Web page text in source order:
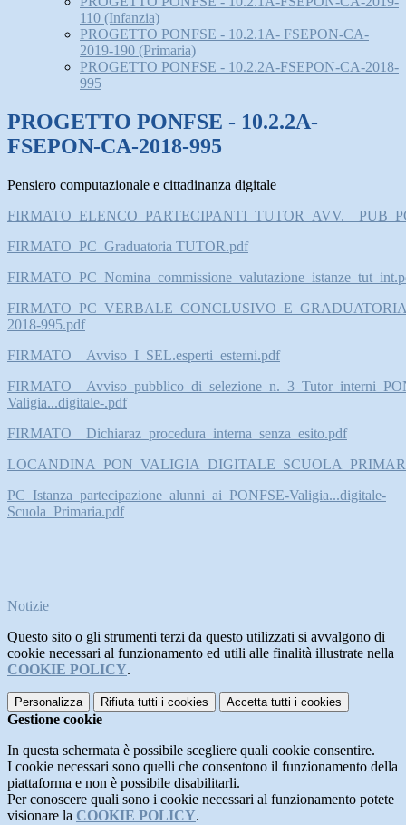
110 (Infanzia)
PROGETTO PONFSE - 10.2.1A- FSEPON-CA-
2019-190 (Primaria)
PROGETTO PONFSE - 10.2.2A-FSEPON-CA-2018-
995
PROGETTO PONFSE - 10.2.2A-
FSEPON-CA-2018-995
Pensiero computazionale e cittadinanza digitale
FIRMATO_PC_Graduatoria TUTOR.pdf
2018-995.pdf
FIRMATO__Avviso_I_SEL.esperti_esterni.pdf
Valigia...digitale-.pdf
FIRMATO__Dichiaraz_procedura_interna_senza_esito.pdf
PC_Istanza_partecipazione_alunni_ai_PONFSE-Valigia...digitale-
Scuola_Primaria.pdf
Notizie
Questo sito o gli strumenti terzi da questo utilizzati si avvalgono di
cookie necessari al funzionamento ed utili alle finalità illustrate nella
COOKIE POLICY.
Personalizza Rifiuta tutti i cookies Accetta tutti i cookies
Gestione cookie
In questa schermata è possibile scegliere quali cookie consentire.
I cookie necessari sono quelli che consentono il funzionamento della
piattaforma e non è possibile disabilitarli.
Per conoscere quali sono i cookie necessari al funzionamento potete
visionare la COOKIE POLICY.